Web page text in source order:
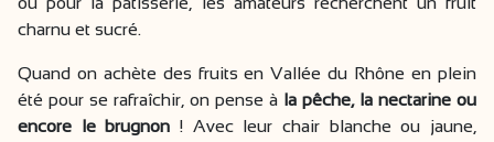
charnu et sucré.
Quand on achète des fruits en Vallée du Rhône en plein
été pour se rafraîchir, on pense à la pêche, la nectarine ou
encore le brugnon ! Avec leur chair blanche ou jaune,